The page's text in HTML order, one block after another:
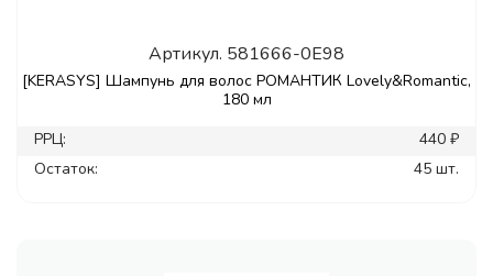
Артикул. 581666-0E98
[KERASYS] Шампунь для волос РОМАНТИК Lovely&Romantic,
180 мл
РРЦ:
440 ₽
Остаток:
45 шт.